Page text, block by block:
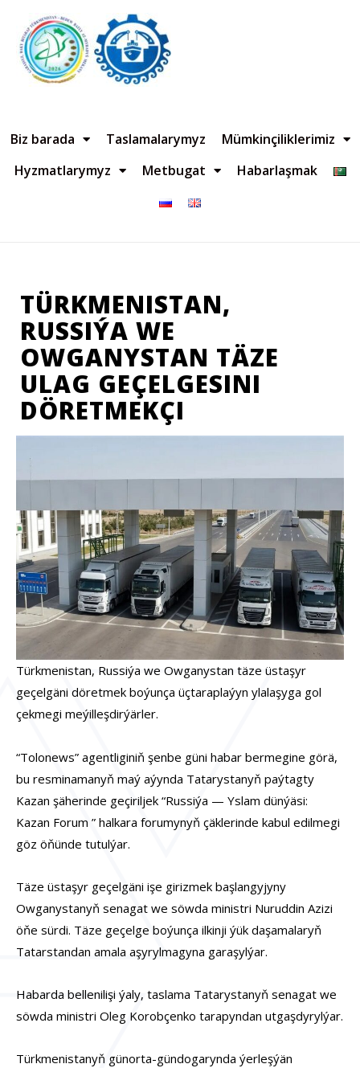
Biz barada Taslamalarymyz
Mümkinçiliklerimiz
Hyzmatlarymyz
Metbugat Habarlaşmak
TÜRKMENISTAN,
RUSSIÝA WE
OWGANYSTAN TÄZE
ULAG GEÇELGESINI
DÖRETMEKÇI
Türkmenistan, Russiýa we Owganystan täze üstaşyr
geçelgäni döretmek boýunça üçtaraplaýyn ylalaşyga gol
çekmegi meýilleşdirýärler.
“Tolonews” agentliginiň şenbe güni habar bermegine görä,
bu resminamanyň maý aýynda Tatarystanyň paýtagty
Kazan şäherinde geçiriljek “Russiýa — Yslam dünýäsi:
Kazan Forum ” halkara forumynyň çäklerinde kabul edilmegi
göz öňünde tutulýar.
Täze üstaşyr geçelgäni işe girizmek başlangyjyny
Owganystanyň senagat we söwda ministri Nuruddin Azizi
öňe sürdi. Täze geçelge boýunça ilkinji ýük daşamalaryň
Tatarstandan amala aşyrylmagyna garaşylýar.
Habarda bellenilişi ýaly, taslama Tatarystanyň senagat we
söwda ministri Oleg Korobçenko tarapyndan utgaşdyrylýar.
Türkmenistanyň günorta-gündogarynda ýerleşýän